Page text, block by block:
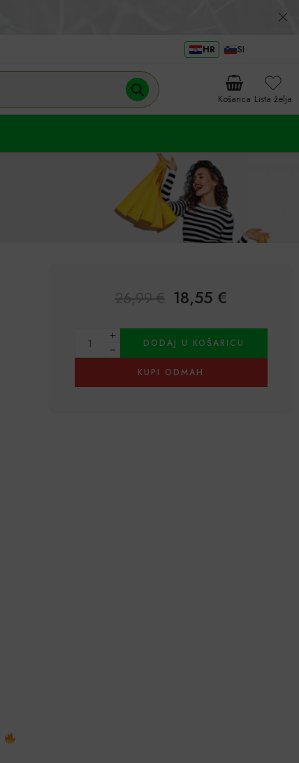
HR SI
Košarica Lista želja
26,99€ 18,55 €
DODAJ U KOŠARICU
KUPI ODMAH
Alternative: